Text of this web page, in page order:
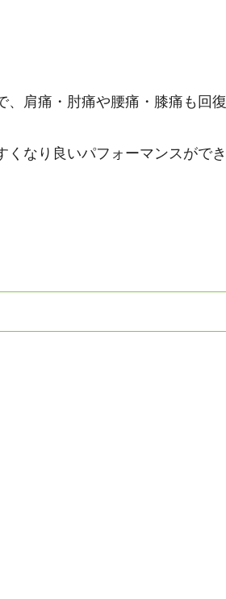
、肩痛・肘痛や腰痛・膝痛も回復
なり良いパフォーマンスができ